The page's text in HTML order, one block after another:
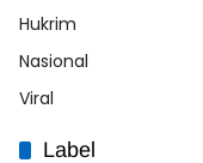
Hukrim
Nasional
Viral
Label